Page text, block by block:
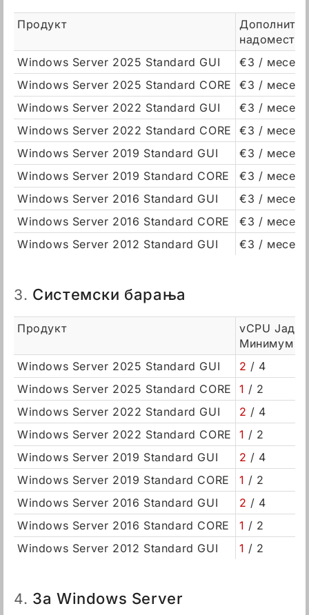
Продукт
надомест
Windows Server 2025 Standard GUI
€3 / месец
Windows Server 2025 Standard CORE
€3 / месец
Windows Server 2022 Standard GUI
€3 / месец
Windows Server 2022 Standard CORE
€3 / месец
Windows Server 2019 Standard GUI
€3 / месец
Windows Server 2019 Standard CORE
€3 / месец
Windows Server 2016 Standard GUI
€3 / месец
Windows Server 2016 Standard CORE
€3 / месец
Windows Server 2012 Standard GUI
€3 / месец
3. Системски барања
Продукт
vCPU Јадра
Минимум /
Windows Server 2025 Standard GUI
2 / 4
Windows Server 2025 Standard CORE
1 / 2
Windows Server 2022 Standard GUI
2 / 4
Windows Server 2022 Standard CORE
1 / 2
Windows Server 2019 Standard GUI
2 / 4
Windows Server 2019 Standard CORE
1 / 2
Windows Server 2016 Standard GUI
2 / 4
Windows Server 2016 Standard CORE
1 / 2
Windows Server 2012 Standard GUI
1 / 2
4. За Windows Server